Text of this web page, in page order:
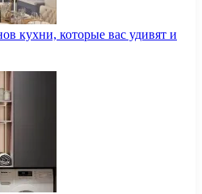
кухни, которые вас удивят и